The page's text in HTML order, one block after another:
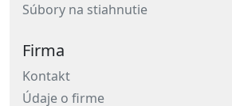
Súbory na stiahnutie
Firma
Kontakt
Údaje o firme